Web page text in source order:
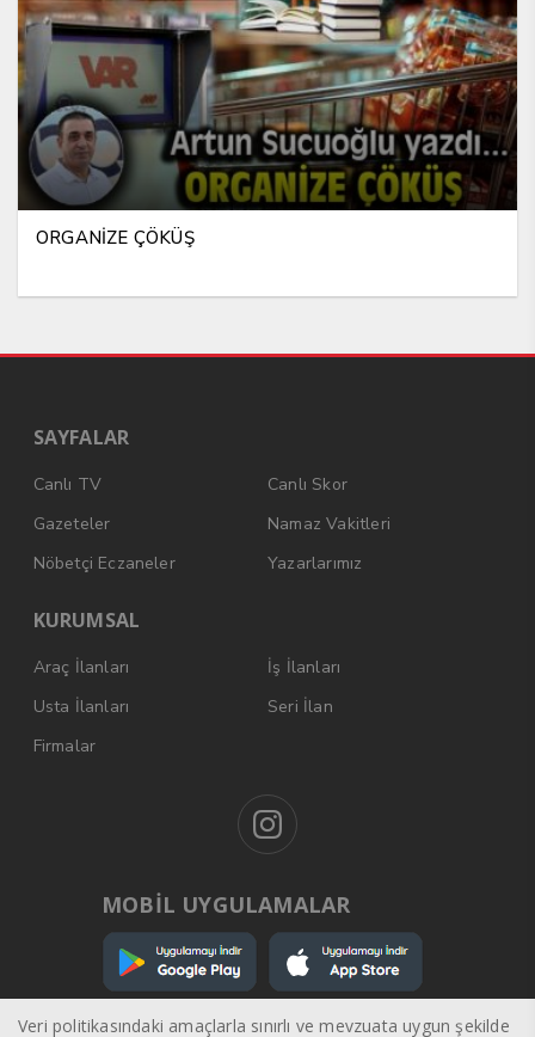
ORGANİZE ÇÖKÜŞ
SAYFALAR
Canlı TV
Canlı Skor
Gazeteler
Namaz Vakitleri
Nöbetçi Eczaneler
Yazarlarımız
KURUMSAL
Araç İlanları
İş İlanları
Usta İlanları
Seri İlan
Firmalar
MOBİL UYGULAMALAR
Veri politikasındaki amaçlarla sınırlı ve mevzuata uygun şekilde